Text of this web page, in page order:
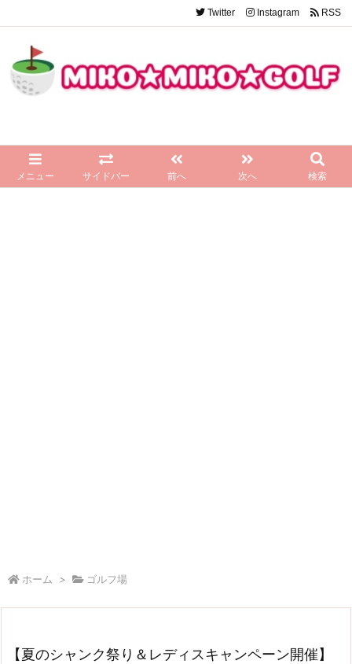
メニュー サイドバー 前へ 次へ 検索
Twitter Instagram RSS
ホーム > ゴルフ場
【夏のシャンク祭り＆レディスキャンペーン開催】